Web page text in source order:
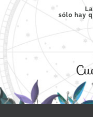
Saltar
contenido
sólo hay